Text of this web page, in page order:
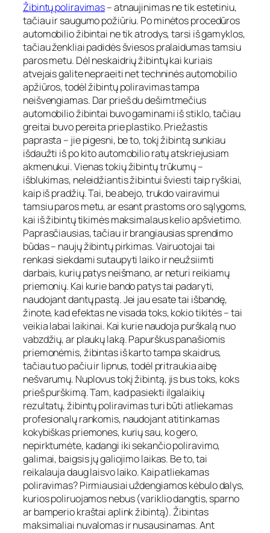
Žibintų poliravimas– atnaujinimas ne tik estetiniu,
tačiau ir saugumo požiūriu. Po minėtos procedūros
automobilio žibintai ne tik atrodys, tarsi iš gamyklos,
tačiau ženkliai padidės šviesos pralaidumas tamsiu
paros metu. Dėl neskaidrių žibintų kai kuriais
atvejais galite nepraeiti net techninės automobilio
apžiūros, todėl žibintų poliravimas tampa
neišvengiamas. Dar prieš du dešimtmečius
automobilio žibintai buvo gaminami iš stiklo, tačiau
greitai buvo pereita prie plastiko. Priežastis
paprasta – jie pigesni, be to, tokį žibintą sunkiau
išdaužti iš po kito automobilio ratų atskriejusiam
akmenukui. Vienas tokių žibintų trūkumų –
išblukimas, neleidžiantis žibintui šviesti taip ryškiai,
kaip iš pradžių. Tai, be abejo, trukdo vairavimui
tamsiu paros metu, ar esant prastoms oro sąlygoms,
kai iš žibintų tikimės maksimalaus kelio apšvietimo.
Paprasčiausias, tačiau ir brangiausias sprendimo
būdas – naujų žibintų pirkimas. Vairuotojai tai
renkasi siekdami sutaupyti laiko ir neužsiimti
darbais, kurių patys neišmano, ar neturi reikiamų
priemonių. Kai kurie bando patys tai padaryti,
naudojant dantų pastą. Jei jau esate tai išbandę,
žinote, kad efektas ne visada toks, kokio tikitės – tai
veikia labai laikinai. Kai kurie naudoja purškalą nuo
vabzdžių, ar plaukų laką. Papurškus panašiomis
priemonėmis, žibintas iš karto tampa skaidrus,
tačiau tuo pačiu ir lipnus, todėl pritraukia aibę
nešvarumų. Nuplovus tokį žibintą, jis bus toks, koks
prieš purškimą. Tam, kad pasiekti ilgalaikių
rezultatų, žibintų poliravimas turi būti atliekamas
profesionalų rankomis, naudojant atitinkamas
kokybiškas priemones, kurių sau, ko gero,
nepirktumėte, kadangi iki sekančio poliravimo,
galimai, baigsis jų galiojimo laikas. Be to, tai
reikalauja daug laisvo laiko. Kaip atliekamas
poliravimas? Pirmiausiai uždengiamos kėbulo dalys,
kurios poliruojamos nebus (variklio dangtis, sparno
ar bamperio kraštai aplink žibintą). Žibintas
maksimaliai nuvalomas ir nusausinamas. Ant